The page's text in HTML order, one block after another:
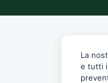
La
e tutti i